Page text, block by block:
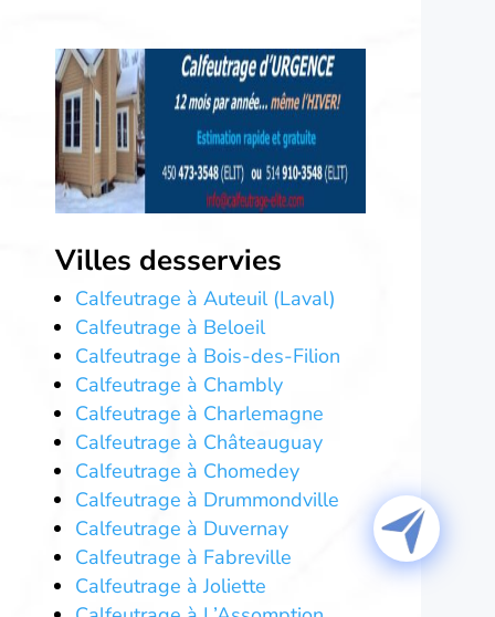
Villes desservies
Calfeutrage à Auteuil (Laval)
Calfeutrage à Beloeil
Calfeutrage à Bois-des-Filion
Calfeutrage à Chambly
Calfeutrage à Charlemagne
Calfeutrage à Châteauguay
Calfeutrage à Chomedey
Calfeutrage à Drummondville
Calfeutrage à Duvernay
Calfeutrage à Fabreville
Calfeutrage à Joliette